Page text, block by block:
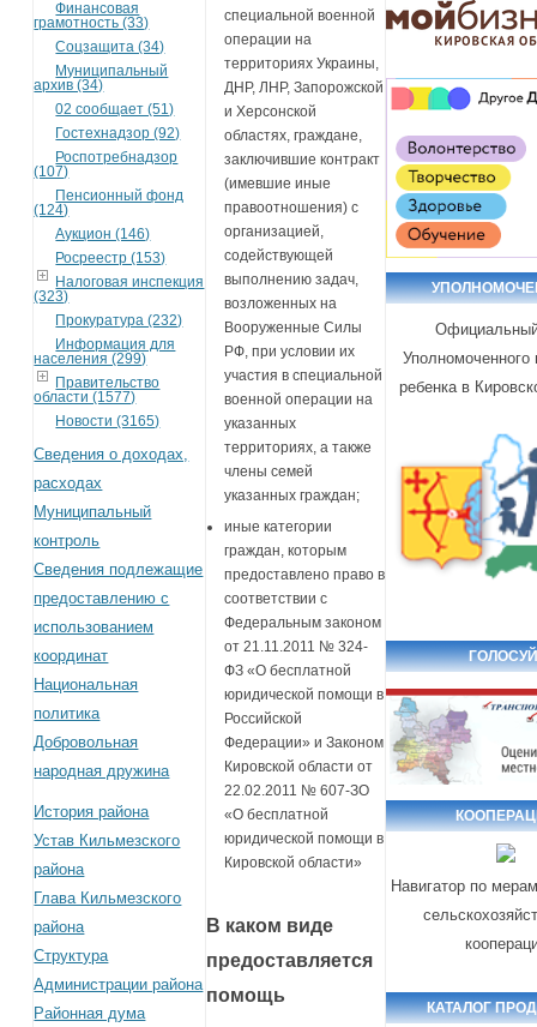
Финансовая
грамотность (33)
Соцзащита (34)
Муниципальный
архив (34)
02 сообщает (51)
Гостехнадзор (92)
Роспотребнадзор
(107)
Пенсионный фонд
(124)
Аукцион (146)
Росреестр (153)
Налоговая инспекция
(323)
Прокуратура (232)
Информация для
населения (299)
Правительство
области (1577)
Новости (3165)
Сведения о доходах,
расходах
Муниципальный
контроль
Сведения подлежащие
предоставлению с
использованием
координат
Национальная
политика
Добровольная
народная дружина
История района
Устав Кильмезского
района
Глава Кильмезского
района
Структура
Администрации района
Районная дума
специальной военной
операции на
территориях Украины,
ДНР, ЛНР, Запорожской
и Херсонской
областях, граждане,
заключившие контракт
(имевшие иные
правоотношения) с
организацией,
содействующей
выполнению задач,
возложенных на
Вооруженные Силы
РФ, при условии их
участия в специальной
военной операции на
указанных
территориях, а также
члены семей
указанных граждан;
иные категории
граждан, которым
предоставлено право в
соответствии с
Федеральным законом
от 21.11.2011 № 324-
ФЗ «О бесплатной
юридической помощи в
Российской
Федерации» и Законом
Кировской области от
22.02.2011 № 607-ЗО
«О бесплатной
юридической помощи в
Кировской области»
В каком виде
предоставляется
помощь
Уполномоченного
ребенка в
Навигатор по
КАТАЛОГ